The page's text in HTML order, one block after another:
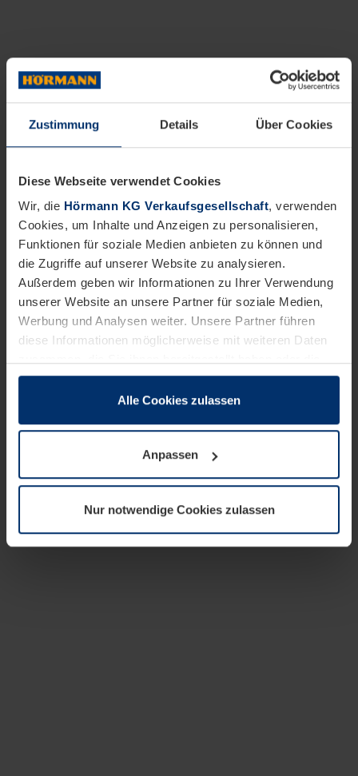
Zustimmung Details Über Cookies
Diese Webseite verwendet Cookies
Wir, die Hörmann KG Verkaufsgesellschaft, verwenden
Cookies, um Inhalte und Anzeigen zu personalisieren,
Funktionen für soziale Medien anbieten zu können und
die Zugriffe auf unserer Website zu analysieren.
Außerdem geben wir Informationen zu Ihrer Verwendung
unserer Website an unsere Partner für soziale Medien,
Werbung und Analysen weiter. Unsere Partner führen
diese Informationen möglicherweise mit weiteren Daten
sie im Rahmen Ihrer Nutzung der Dienste gesammelt
wenn diese für den Betrieb dieser Seite unbedingt
notwendig sind. Für alle anderen Cookie-Typen benötigen
wir Ihre Erlaubnis. Ihre Einwilligung können Sie jederzeit
Datenschutzerklärungunserer Website ändern oder
widerrufen.
Alle Cookies zulassen
Anpassen
Nur notwendige Cookies zulassen